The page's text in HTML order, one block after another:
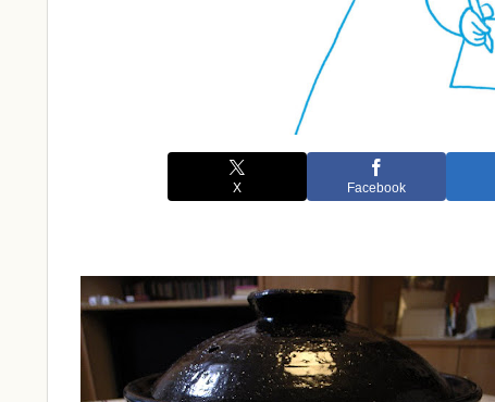
X Facebook